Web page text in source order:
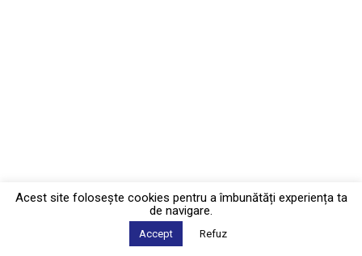
Acest site foloseşte cookies pentru a îmbunătăți experiența ta
de navigare.
Accept Refuz